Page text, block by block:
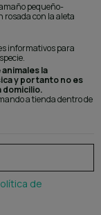
pequeño-
rosada con la aleta
informativos para
la
y por tanto no es
domicilio.
a tienda dentro de
de